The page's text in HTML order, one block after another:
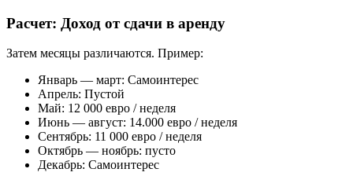
Расчет: Доход от сдачи в аренду
Затем месяцы различаются. Пример:
Январь — март: Самоинтерес
Апрель: Пустой
Май: 12 000 евро / неделя
Июнь — август: 14.000 евро / неделя
Сентябрь: 11 000 евро / неделя
Октябрь — ноябрь: пусто
Декабрь: Самоинтерес